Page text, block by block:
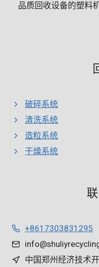
品质回收设备的塑料
破碎系统
清洗系统
造粒系统
干燥系统
+8617303831295
中国郑州经济技术